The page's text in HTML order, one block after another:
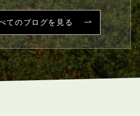
てのブログを見る